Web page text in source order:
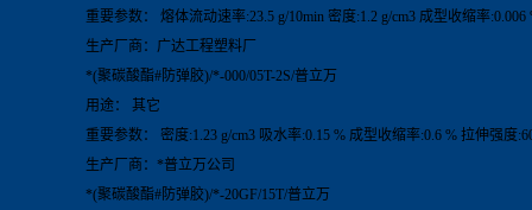
重要参数： 熔体流动速率:23.5 g/10min 密度:1.2 g/cm3 成型收缩率
生产厂商：广达工程塑料厂
*(聚碳酸酯#防弹胶)/*-000/05T-2S/普立万
用途： 其它
重要参数： 密度:1.23 g/cm3 吸水率:0.15 % 成型收缩率:0.6 % 拉伸强度
生产厂商：*普立万公司
*(聚碳酸酯#防弹胶)/*-20GF/15T/普立万